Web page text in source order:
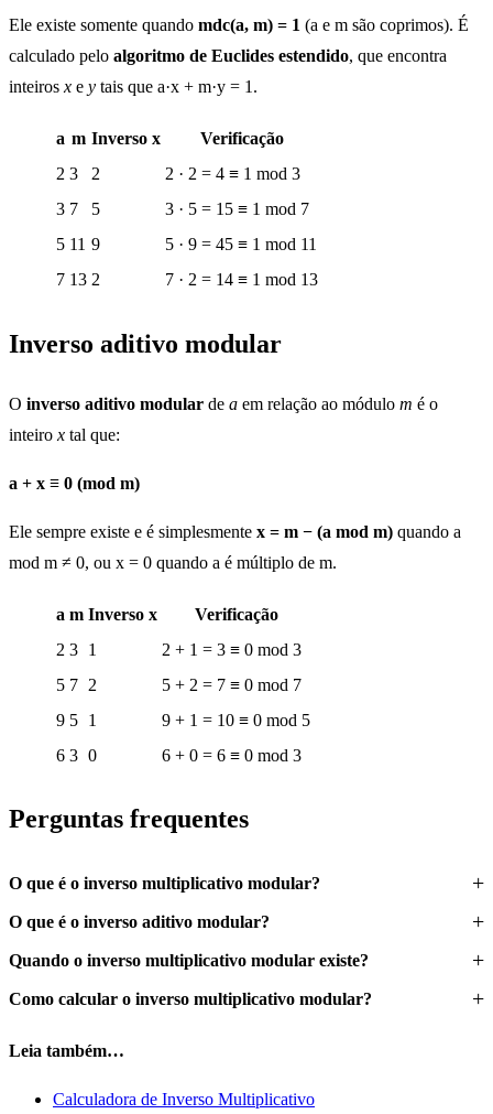
Ele existe somente quando mdc(a, m) = 1 (a e m são coprimos). É
calculado pelo algoritmo de Euclides estendido, que encontra
inteiros x e y tais que a·x + m·y = 1.
a m Inverso x
Verificação
2 3 2
2 · 2 = 4 ≡ 1 mod 3
3 7 5
3 · 5 = 15 ≡ 1 mod 7
5 11 9
5 · 9 = 45 ≡ 1 mod 11
7 13 2 7 · 2 = 14 ≡ 1 mod 13
Inverso aditivo modular
O inverso aditivo modular de a em relação ao módulo m é o
inteiro x tal que:
a + x ≡ 0 (mod m)
Ele sempre existe e é simplesmente x = m − (a mod m) quando a
mod m ≠ 0, ou x = 0 quando a é múltiplo de m.
a m Inverso x
Verificação
2 3 1
2 + 1 = 3 ≡ 0 mod 3
5 7 2
5 + 2 = 7 ≡ 0 mod 7
9 5 1
9 + 1 = 10 ≡ 0 mod 5
6 3 0 6 + 0 = 6 ≡ 0 mod 3
Perguntas frequentes
O que é o inverso multiplicativo modular?
O que é o inverso aditivo modular?
Quando o inverso multiplicativo modular existe?
Como calcular o inverso multiplicativo modular?
Leia também…
Calculadora de Inverso Multiplicativo